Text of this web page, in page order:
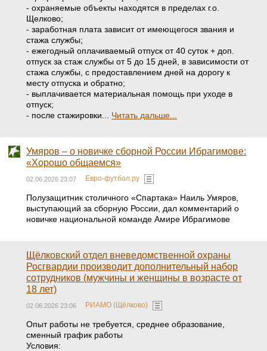
- охраняемые объекты находятся в пределах г.о.
Щелково;
- заработная плата зависит от имеющегося звания и
стажа службы;
- ежегодный оплачиваемый отпуск от 40 суток + доп.
отпуск за стаж службы от 5 до 15 дней, в зависимости от
стажа службы, с предоставлением дней на дорогу к
месту отпуска и обратно;
- выплачивается материальная помощь при уходе в
отпуск;
- после стажировки... Читать дальше...
Умяров – о новичке сборной России Ибрагимове:
«Хорошо общаемся»
02.06.2026 23:07 Евро-футбол.ру
Полузащитник столичного «Спартака» Наиль Умяров,
выступающий за сборную России, дал комментарий о
новичке национальной команде Амире Ибрагимове
Щёлковский отдел вневедомственной охраны
Росгвардии производит дополнительный набор
сотрудников (мужчины и женщины в возрасте от
18 лет)
02.06.2026 23:06 РИАМО (Щёлково)
Опыт работы не требуется, среднее образование,
сменный график работы
Условия: